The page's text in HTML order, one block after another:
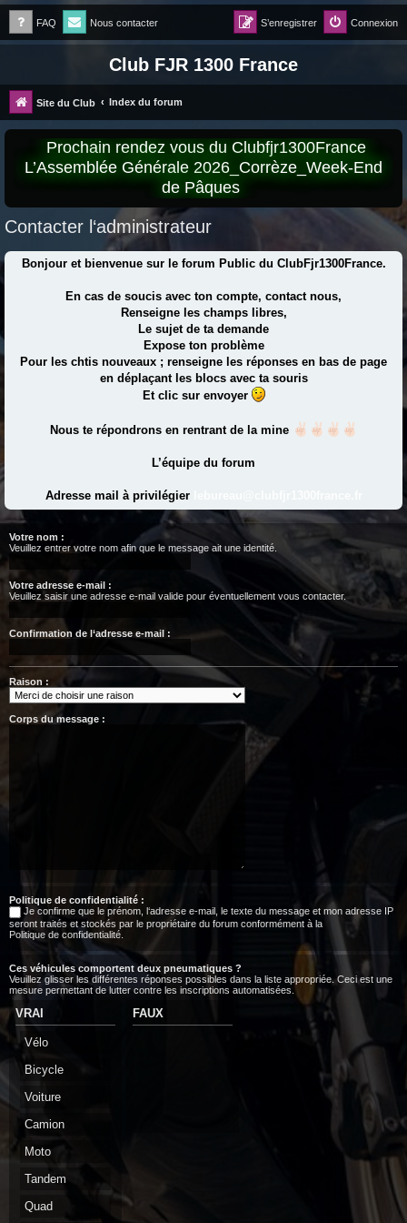
FAQ Nous contacter Connexion
S’enregistrer
Club FJR 1300 France
Site du Club Index du forum
Prochain rendez vous du Clubfjr1300France
L’Assemblée Générale 2026_Corrèze_Week-End
de Pâques
Contacter l‘administrateur
Bonjour et bienvenue sur le forum Public du ClubFjr1300France.
En cas de soucis avec ton compte, contact nous,
Renseigne les champs libres,
Le sujet de ta demande
Expose ton problème
Pour les chtis nouveaux ; renseigne les réponses en bas de page
en déplaçant les blocs avec ta souris
Et clic sur envoyer
Nous te répondrons en rentrant de la mine
L’équipe du forum
Adresse mail à privilégier
Votre nom :
Veuillez entrer votre nom afin que le message ait une identité.
Votre adresse e-mail :
Veuillez saisir une adresse e-mail valide pour éventuellement vous contacter.
Confirmation de l‘adresse e-mail :
Raison :
Corps du message :
Politique de confidentialité :
Je confirme que le prénom, l‘adresse e-mail, le texte du message et mon adresse IP
seront traités et stockés par le propriétaire du forum conformément à la
Politique de confidentialité
Ces véhicules comportent deux pneumatiques ?
Veuillez glisser les différentes réponses possibles dans la liste appropriée. Ceci est une
mesure permettant de lutter contre les inscriptions automatisées.
VRAI
Vélo
Bicycle
Voiture
Camion
Moto
Tandem
Quad
FAUX